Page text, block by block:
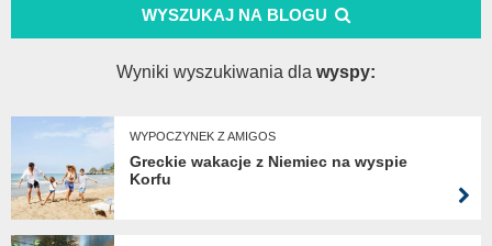
WYSZUKAJ NA BLOGU
Wyniki wyszukiwania dla wyspy:
WYPOCZYNEK Z AMIGOS
Greckie wakacje z Niemiec na wyspie
Korfu